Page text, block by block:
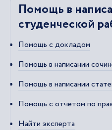
Помощь в
студенческой
Помощь с докладом
Помощь в написании
Помощь в написании
Помощь с отчетом по
Найти эксперта